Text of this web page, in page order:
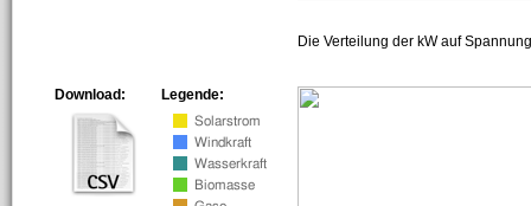
Die Verteilung der kW auf
Legende:
Download: